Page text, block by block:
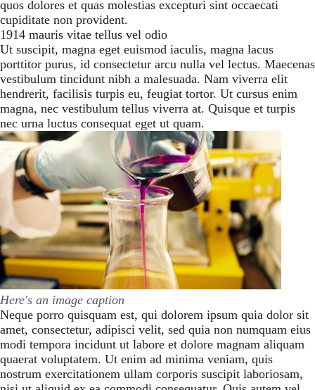
quos dolores et quas molestias excepturi sint occaecati
cupiditate non provident.
1914 mauris vitae tellus vel odio
Ut suscipit, magna eget euismod iaculis, magna lacus
porttitor purus, id consectetur arcu nulla vel lectus. Maecenas
vestibulum tincidunt nibh a malesuada. Nam viverra elit
hendrerit, facilisis turpis eu, feugiat tortor. Ut cursus enim
magna, nec vestibulum tellus viverra at. Quisque et turpis
nec urna luctus consequat eget ut quam.
Here's an image caption
Neque porro quisquam est, qui dolorem ipsum quia dolor sit
amet, consectetur, adipisci velit, sed quia non numquam eius
modi tempora incidunt ut labore et dolore magnam aliquam
quaerat voluptatem. Ut enim ad minima veniam, quis
nostrum exercitationem ullam corporis suscipit laboriosam,